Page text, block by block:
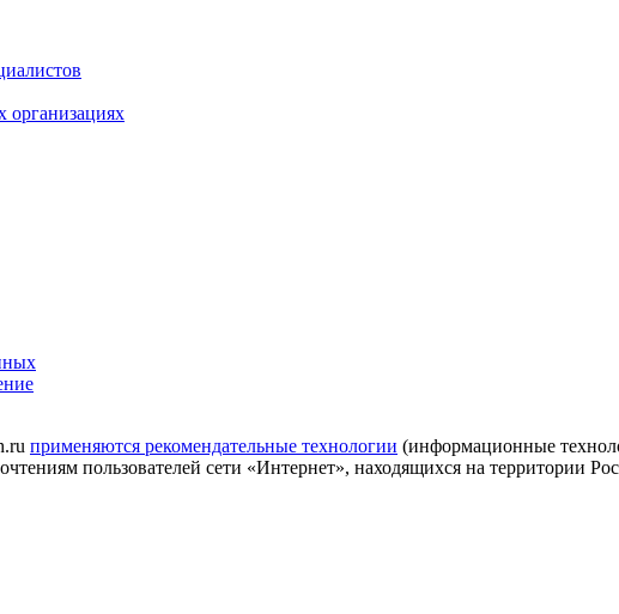
организациях
применяются рекомендательные технологии (информационные
пользователей сети «Интернет», находящихся на территории